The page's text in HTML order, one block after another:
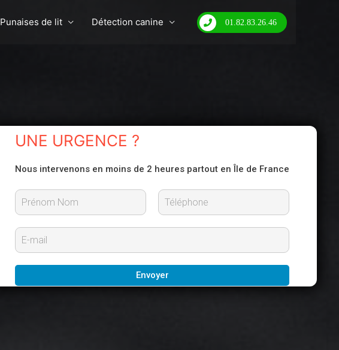
Punaises de lit Détection canine 01.82.83.26.46
UNE URGENCE ?
Nous intervenons en moins de 2 heures partout en Île de France
r
n
m
o
E
m
a
Envoyer